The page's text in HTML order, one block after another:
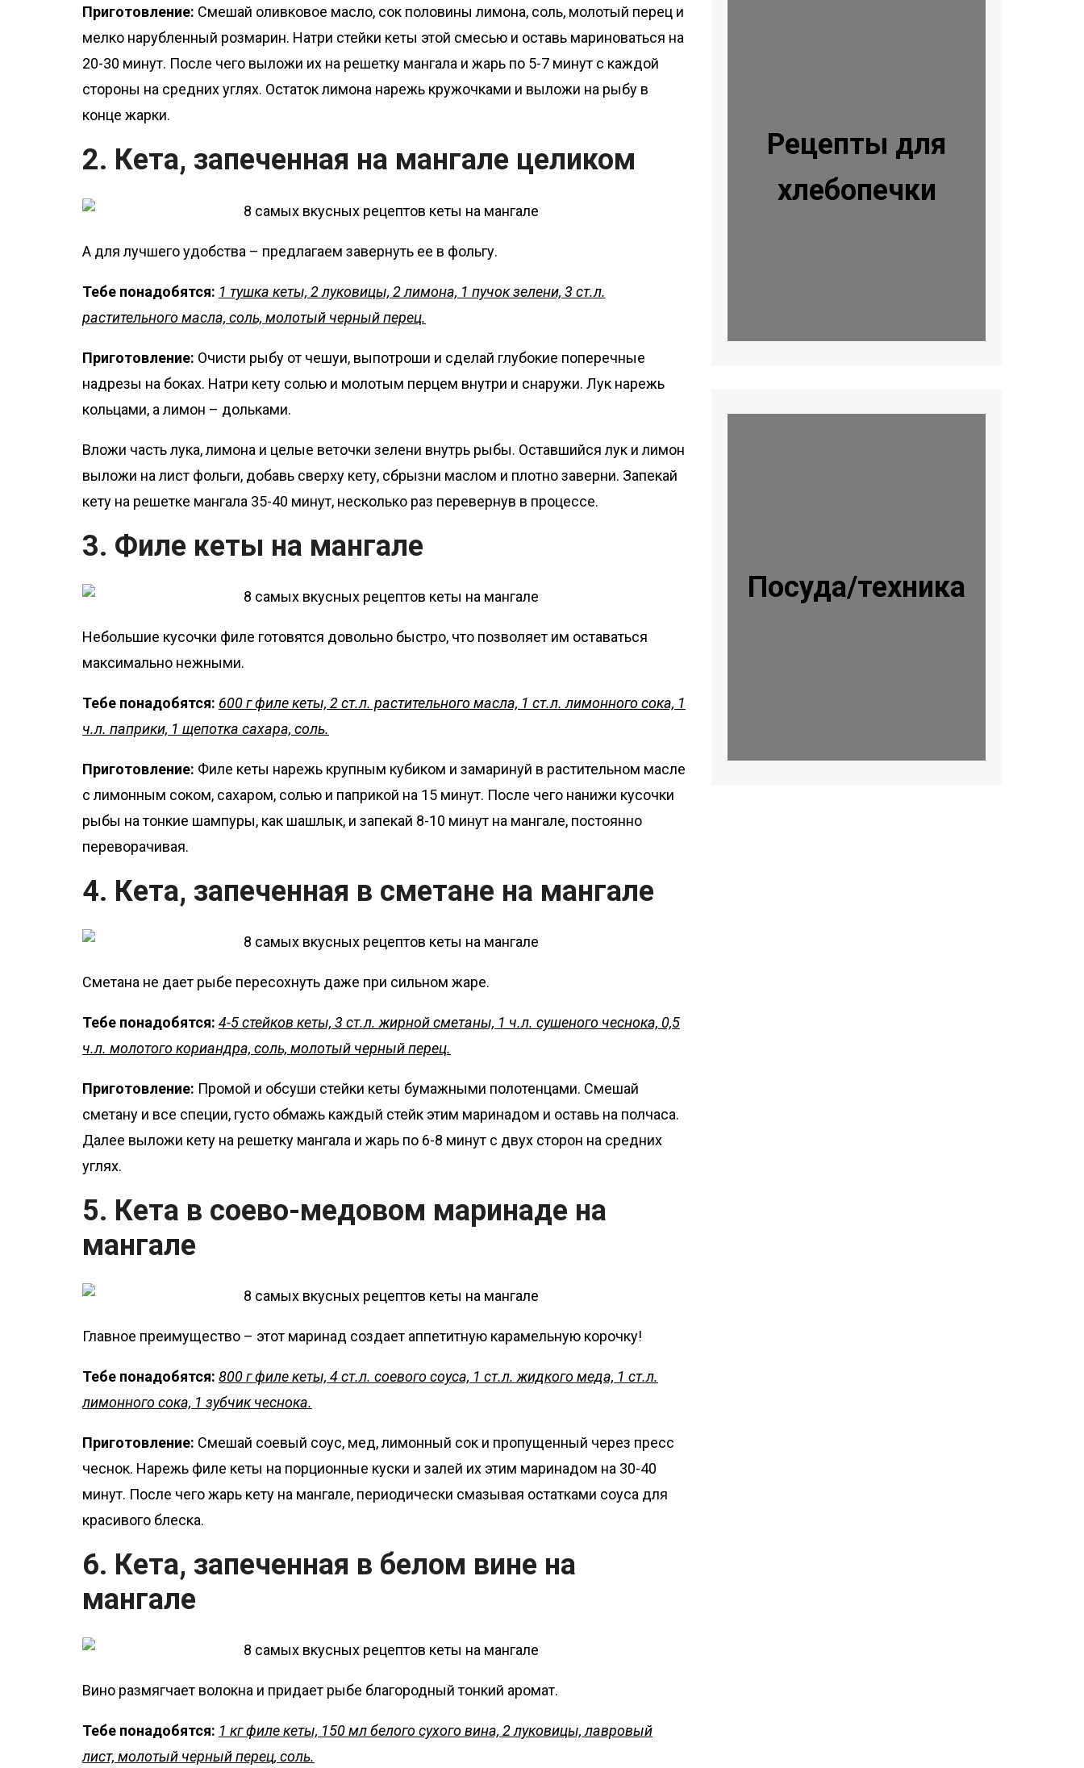
Приготовление: Смешай оливковое масло, сок половины лимона, соль, молотый перец и
мелко нарубленный розмарин. Натри стейки кеты этой смесью и оставь мариноваться на
20-30 минут. После чего выложи их на решетку мангала и жарь по 5-7 минут с каждой
стороны на средних углях. Остаток лимона нарежь кружочками и выложи на рыбу в
конце жарки.
2. Кета, запеченная на мангале целиком
А для лучшего удобства – предлагаем завернуть ее в фольгу.
Тебе понадобятся: 1 тушка кеты, 2 луковицы, 2 лимона, 1 пучок зелени, 3 ст.л.
растительного масла, соль, молотый черный перец.
Приготовление: Очисти рыбу от чешуи, выпотроши и сделай глубокие поперечные
надрезы на боках. Натри кету солью и молотым перцем внутри и снаружи. Лук нарежь
кольцами, а лимон – дольками.
Вложи часть лука, лимона и целые веточки зелени внутрь рыбы. Оставшийся лук и лимон
выложи на лист фольги, добавь сверху кету, сбрызни маслом и плотно заверни. Запекай
кету на решетке мангала 35-40 минут, несколько раз перевернув в процессе.
3. Филе кеты на мангале
Небольшие кусочки филе готовятся довольно быстро, что позволяет им оставаться
максимально нежными.
Тебе понадобятся: 600 г филе кеты, 2 ст.л. растительного масла, 1 ст.л. лимонного сока, 1
ч.л. паприки, 1 щепотка сахара, соль.
Приготовление: Филе кеты нарежь крупным кубиком и замаринуй в растительном масле
с лимонным соком, сахаром, солью и паприкой на 15 минут. После чего нанижи кусочки
рыбы на тонкие шампуры, как шашлык, и запекай 8-10 минут на мангале, постоянно
переворачивая.
4. Кета, запеченная в сметане на мангале
Сметана не дает рыбе пересохнуть даже при сильном жаре.
Тебе понадобятся: 4-5 стейков кеты, 3 ст.л. жирной сметаны, 1 ч.л. сушеного чеснока, 0,5
ч.л. молотого кориандра, соль, молотый черный перец.
Приготовление: Промой и обсуши стейки кеты бумажными полотенцами. Смешай
сметану и все специи, густо обмажь каждый стейк этим маринадом и оставь на полчаса.
Далее выложи кету на решетку мангала и жарь по 6-8 минут с двух сторон на средних
углях.
5. Кета в соево-медовом маринаде на
мангале
Главное преимущество – этот маринад создает аппетитную карамельную корочку!
Тебе понадобятся: 800 г филе кеты, 4 ст.л. соевого соуса, 1 ст.л. жидкого меда, 1 ст.л.
лимонного сока, 1 зубчик чеснока.
Приготовление: Смешай соевый соус, мед, лимонный сок и пропущенный через пресс
чеснок. Нарежь филе кеты на порционные куски и залей их этим маринадом на 30-40
минут. После чего жарь кету на мангале, периодически смазывая остатками соуса для
красивого блеска.
6. Кета, запеченная в белом вине на
мангале
Вино размягчает волокна и придает рыбе благородный тонкий аромат.
Тебе понадобятся: 1 кг филе кеты, 150 мл белого сухого вина, 2 луковицы, лавровый
лист, молотый черный перец, соль.
Рецепты для
хлебопечки
Посуда/техника